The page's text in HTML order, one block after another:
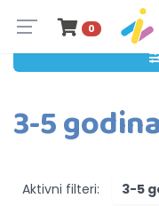
0
3-5 godina
Aktivni filteri: 3-5